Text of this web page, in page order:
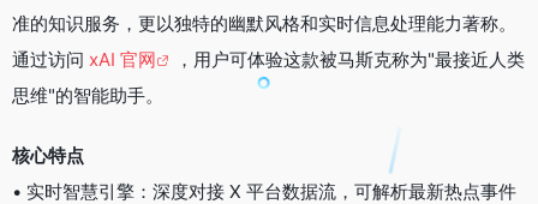
准的知识服务，更以独特的幽默风格和实时信息处理能力著称。
通过访问 xAI 官网
，用户可体验这款被马斯克称为"最接近人类
思维"的智能助手。
核心特点
• 实时智慧引擎：深度对接 X 平台数据流，可解析最新热点事件